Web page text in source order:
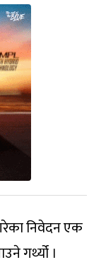
निवेदन एक
गर्थ्यो ।